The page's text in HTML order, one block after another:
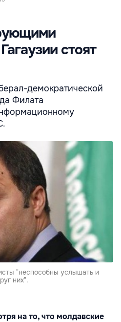
стоят
демократической
Филата
"неспособны услышать и
них".
на то, что молдавские